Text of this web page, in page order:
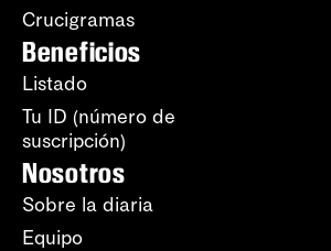
Crucigramas
Beneficios
Listado
Tu ID (número de
suscripción)
Nosotros
Sobre la diaria
Equipo